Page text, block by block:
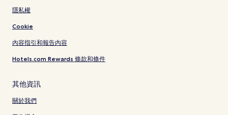
隱私權
Cookie
內容指引和報告內容
Hotels.com Rewards 條款和條件
其他資訊
關於我們